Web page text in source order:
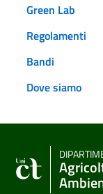
Green Lab
Regolamenti
Bandi
Dove siamo